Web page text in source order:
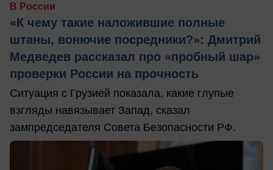
В России
«К чему такие наложившие полные
штаны, вонючие посредники?»: Дмитрий
Медведев рассказал про «пробный шар»
проверки России на прочность
Ситуация с Грузией показала, какие глупые
взгляды навязывает Запад, сказал
зампредседателя Совета Безопасности РФ.